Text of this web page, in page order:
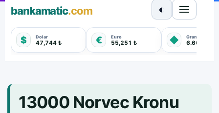
bankamatic.com
$ Dolar
47,744 ₺ € Euro
55,251 ₺ ◆ Gram Altın
6.660,550
◐
13000 Norvec Kronu